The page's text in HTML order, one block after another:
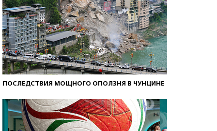
ПОСЛЕДСТВИЯ МОЩНОГО ОПОЛЗНЯ В ЧУНЦИНЕ